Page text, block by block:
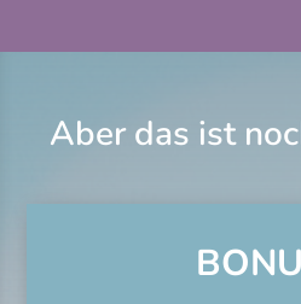
Aber das ist